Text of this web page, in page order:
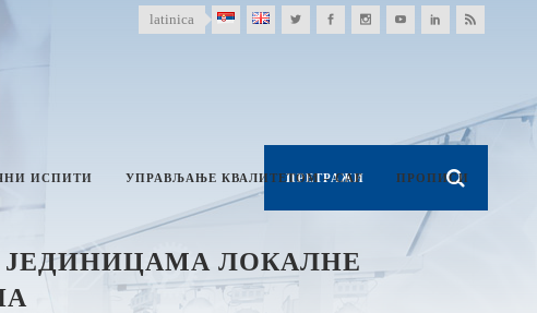
latinica
ИСПИТИ УПРАВЉАЊЕ КВАЛИТЕТОМ – CAF ПРОПИСИ
ЛОКАЛНЕ